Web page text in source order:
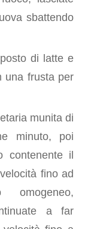
sbattendo
di latte e
una frusta per
munita di
minuto, poi
contenente il
fino ad
omogeneo,
a far